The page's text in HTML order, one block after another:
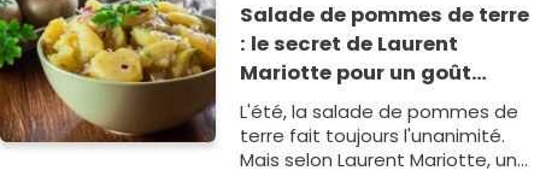
Salade de pommes de terre
: le secret de Laurent
Mariotte pour un goût
inimitable
L'été, la salade de pommes de
terre fait toujours l'unanimité.
Mais selon Laurent Mariotte, un